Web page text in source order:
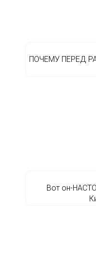
ПОЧЕМУ ПЕРЕД
Вот он-